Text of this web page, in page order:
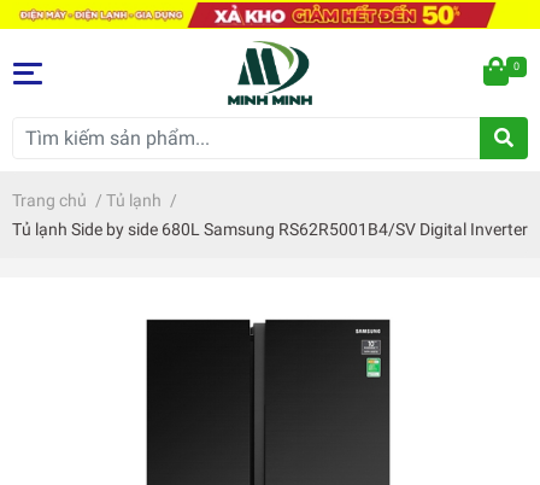
0
Trang chủ / Tủ lạnh /
Tủ lạnh Side by side 680L Samsung RS62R5001B4/SV Digital Inverter